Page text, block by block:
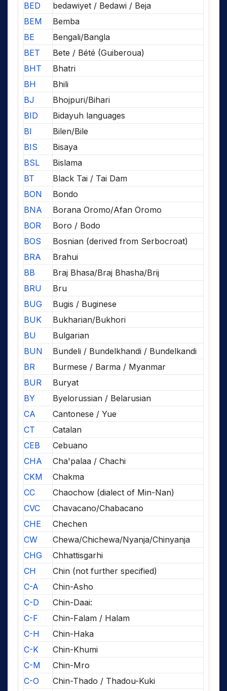
BED
bedawiyet / Bedawi / Beja
BEM
Bemba
BE
Bengali/Bangla
BET
Bete / Bété (Guiberoua)
BHT
Bhatri
BH
Bhili
BJ
Bhojpuri/Bihari
BID
Bidayuh languages
BI
Bilen/Bile
BIS
Bisaya
BSL
Bislama
BT
Black Tai / Tai Dam
BON
Bondo
BNA
Borana Oromo/Afan Oromo
BOR
Boro / Bodo
BOS
Bosnian (derived from Serbocroat)
BRA
Brahui
BB
Braj Bhasa/Braj Bhasha/Brij
BRU
Bru
BUG
Bugis / Buginese
BUK
Bukharian/Bukhori
BU
Bulgarian
BUN
Bundeli / Bundelkhandi / Bundelkandi
BR
Burmese / Barma / Myanmar
BUR
Buryat
BY
Byelorussian / Belarusian
CA
Cantonese / Yue
CT
Catalan
CEB
Cebuano
CHA
Cha'palaa / Chachi
CKM
Chakma
CC
Chaochow (dialect of Min-Nan)
CVC
Chavacano/Chabacano
CHE
Chechen
CW
Chewa/Chichewa/Nyanja/Chinyanja
CHG
Chhattisgarhi
CH
Chin (not further specified)
C-A
Chin-Asho
C-D
Chin-Daai:
C-F
Chin-Falam / Halam
C-H
Chin-Haka
C-K
Chin-Khumi
C-M
Chin-Mro
C-O
Chin-Thado / Thadou-Kuki